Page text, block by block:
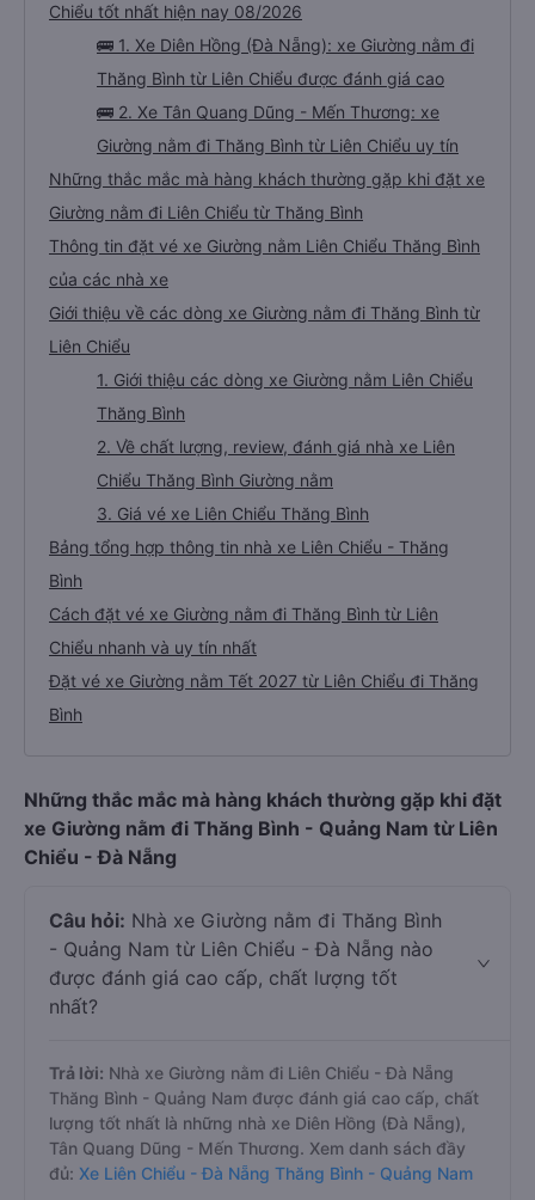
Chiểu tốt nhất hiện nay 08/2026
🚌 1. Xe Diên Hồng (Đà Nẵng): xe Giường nằm đi
Thăng Bình từ Liên Chiểu được đánh giá cao
🚌 2. Xe Tân Quang Dũng - Mến Thương: xe
Giường nằm đi Thăng Bình từ Liên Chiểu uy tín
Những thắc mắc mà hàng khách thường gặp khi đặt xe
Giường nằm đi Liên Chiểu từ Thăng Bình
Thông tin đặt vé xe Giường nằm Liên Chiểu Thăng Bình
của các nhà xe
Giới thiệu về các dòng xe Giường nằm đi Thăng Bình từ
Liên Chiểu
1. Giới thiệu các dòng xe Giường nằm Liên Chiểu
Thăng Bình
2. Về chất lượng, review, đánh giá nhà xe Liên
Chiểu Thăng Bình Giường nằm
3. Giá vé xe Liên Chiểu Thăng Bình
Bảng tổng hợp thông tin nhà xe Liên Chiểu - Thăng
Bình
Cách đặt vé xe Giường nằm đi Thăng Bình từ Liên
Chiểu nhanh và uy tín nhất
Đặt vé xe Giường nằm Tết 2027 từ Liên Chiểu đi Thăng
Bình
Những thắc mắc mà hàng khách thường gặp khi đặt
xe Giường nằm đi Thăng Bình - Quảng Nam từ Liên
Chiểu - Đà Nẵng
Câu hỏi: Nhà xe Giường nằm đi Thăng Bình
- Quảng Nam từ Liên Chiểu - Đà Nẵng nào
được đánh giá cao cấp, chất lượng tốt
nhất?
Trả lời: Nhà xe Giường nằm đi Liên Chiểu - Đà Nẵng
Thăng Bình - Quảng Nam được đánh giá cao cấp, chất
lượng tốt nhất là những nhà xe Diên Hồng (Đà Nẵng),
Tân Quang Dũng - Mến Thương. Xem danh sách đầy
đủ: Xe Liên Chiểu - Đà Nẵng Thăng Bình - Quảng Nam